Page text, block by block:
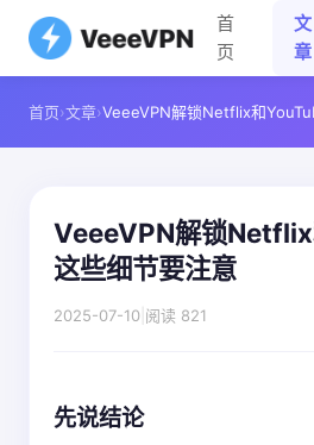
首
页
文
章
首页›文章›VeeeVPN解锁Netflix和
VeeeVPN解锁Netflix
这些细节要注意
2025-07-10 阅读 821
先说结论